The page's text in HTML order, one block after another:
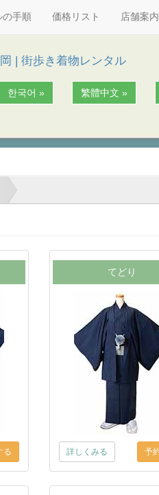
の手順
価格リスト 店舗案内
| 街歩き着物レンタル
한국어 » 繁體中文 »
てどり
詳しくみる